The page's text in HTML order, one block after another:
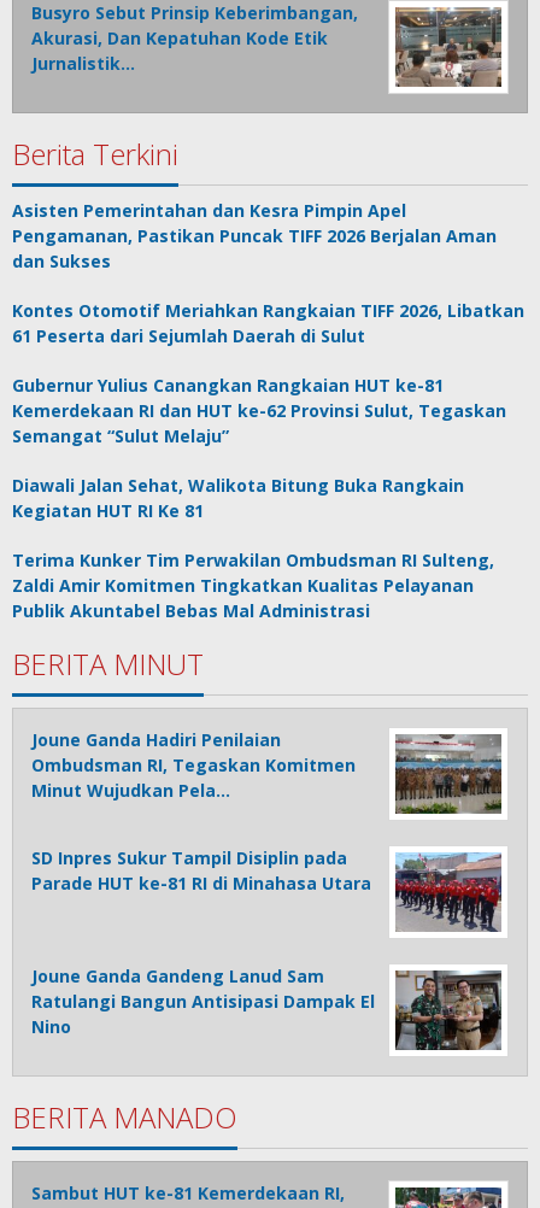
Busyro Sebut Prinsip Keberimbangan,
Akurasi, Dan Kepatuhan Kode Etik
Jurnalistik…
Berita Terkini
Asisten Pemerintahan dan Kesra Pimpin Apel
Pengamanan, Pastikan Puncak TIFF 2026 Berjalan Aman
dan Sukses
Kontes Otomotif Meriahkan Rangkaian TIFF 2026, Libatkan
61 Peserta dari Sejumlah Daerah di Sulut
Gubernur Yulius Canangkan Rangkaian HUT ke-81
Kemerdekaan RI dan HUT ke-62 Provinsi Sulut, Tegaskan
Semangat “Sulut Melaju”
Diawali Jalan Sehat, Walikota Bitung Buka Rangkain
Kegiatan HUT RI Ke 81
Terima Kunker Tim Perwakilan Ombudsman RI Sulteng,
Zaldi Amir Komitmen Tingkatkan Kualitas Pelayanan
Publik Akuntabel Bebas Mal Administrasi
BERITA MINUT
Joune Ganda Hadiri Penilaian
Ombudsman RI, Tegaskan Komitmen
Minut Wujudkan Pela…
SD Inpres Sukur Tampil Disiplin pada
Parade HUT ke-81 RI di Minahasa Utara
Joune Ganda Gandeng Lanud Sam
Ratulangi Bangun Antisipasi Dampak El
Nino
BERITA MANADO
Sambut HUT ke-81 Kemerdekaan RI,